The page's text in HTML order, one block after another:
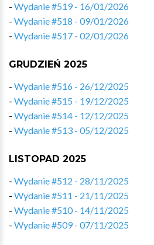
- Wydanie #519 - 16/01/2026
- Wydanie #518 - 09/01/2026
- Wydanie #517 - 02/01/2026
GRUDZIEŃ 2025
- Wydanie #516 - 26/12/2025
- Wydanie #515 - 19/12/2025
- Wydanie #514 - 12/12/2025
- Wydanie #513 - 05/12/2025
LISTOPAD 2025
- Wydanie #512 - 28/11/2025
- Wydanie #511 - 21/11/2025
- Wydanie #510 - 14/11/2025
- Wydanie #509 - 07/11/2025